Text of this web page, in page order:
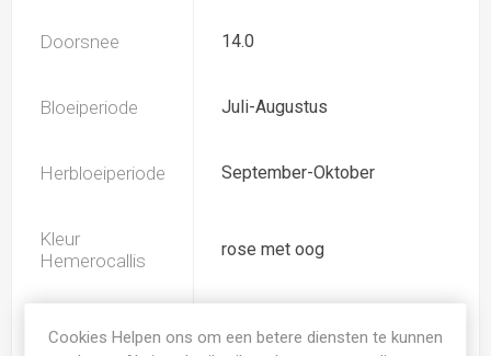
Doorsnee 14.0
Bloeiperiode Juli-Augustus
Herbloeiperiode September-Oktober
Kleur
Hemerocallis
rose met oog
Spider
Cookies Helpen ons om een betere diensten te kunnen